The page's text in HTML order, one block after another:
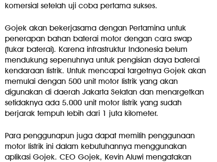
komersial setelah uji coba pertama sukses.
Gojek akan bekerjasama dengan Pertamina untuk
penerapan bahan baterai motor dengan cara swap
(tukar baterai). Karena infrastruktur Indonesia belum
mendukung sepenuhnya untuk pengisian daya baterai
kendaraan listrik. Untuk mencapai targetnya Gojek akan
memulai dengan 500 unit motor listrik yang akan
digunakan di daerah Jakarta Selatan dan menargetkan
setidaknya ada 5.000 unit motor listrik yang sudah
berjarak tempuh lebih dari 1 juta kilometer.
Para penggunapun juga dapat memilih penggunaan
motor listrik ini dalam kebutuhannya menggunakan
aplikasi Gojek. CEO Gojek, Kevin Aluwi mengatakan